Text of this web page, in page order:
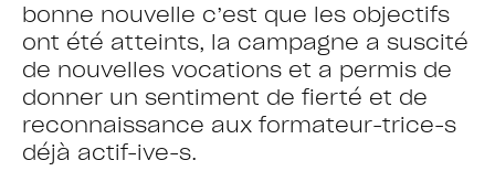
bonne nouvelle c’est que les objectifs
ont été atteints, la campagne a suscité
de nouvelles vocations et a permis de
donner un sentiment de fierté et de
reconnaissance aux formateur-trice-s
déjà actif-ive-s.